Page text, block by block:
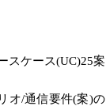
スケース(UC)25案
オ/通信要件(案)の